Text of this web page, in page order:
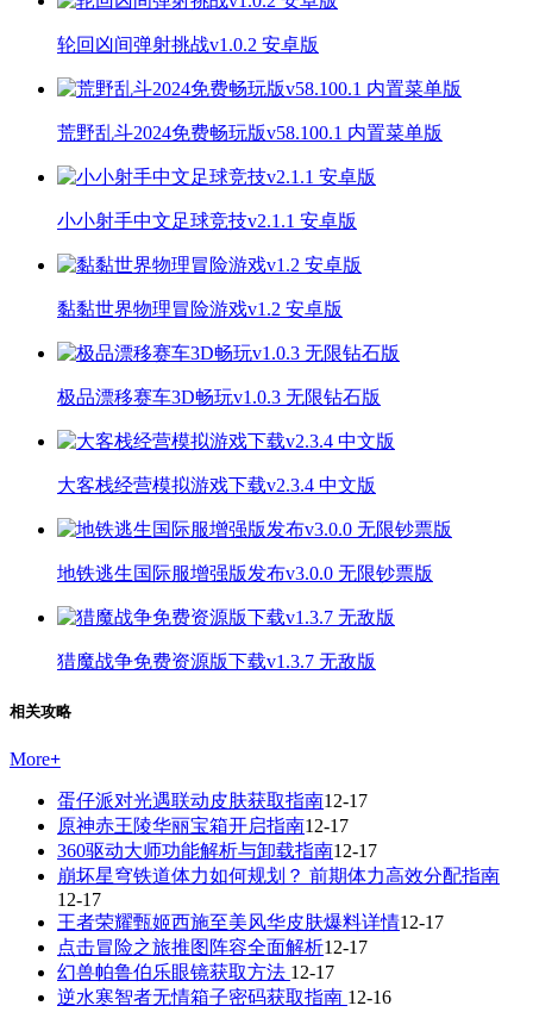
轮回凶间弹射挑战v1.0.2 安卓版
荒野乱斗2024免费畅玩版v58.100.1 内置菜单版
小小射手中文足球竞技v2.1.1 安卓版
黏黏世界物理冒险游戏v1.2 安卓版
极品漂移赛车3D畅玩v1.0.3 无限钻石版
大客栈经营模拟游戏下载v2.3.4 中文版
地铁逃生国际服增强版发布v3.0.0 无限钞票版
猎魔战争免费资源版下载v1.3.7 无敌版
相关攻略
More+
蛋仔派对光遇联动皮肤获取指南12-17
原神赤王陵华丽宝箱开启指南12-17
360驱动大师功能解析与卸载指南12-17
崩坏星穹铁道体力如何规划？ 前期体力高效分配指南
12-17
王者荣耀甄姬西施至美风华皮肤爆料详情12-17
点击冒险之旅推图阵容全面解析12-17
幻兽帕鲁伯乐眼镜获取方法 12-17
逆水寒智者无情箱子密码获取指南 12-16